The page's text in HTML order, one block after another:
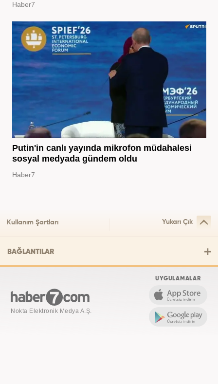
Haber7
Putin'in canlı yayında mikrofon müdahalesi
sosyal medyada gündem oldu
Haber7
Kullanım Şartları Yukarı Çık
BAĞLANTILAR
Nokta Elektronik Medya A.Ş.
UYGULAMALAR